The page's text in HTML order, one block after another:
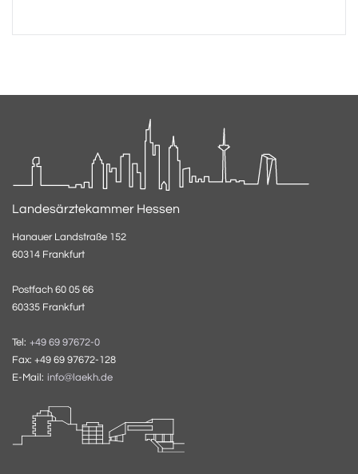
Landesärztekammer Hessen
Hanauer Landstraße 152
60314 Frankfurt
Postfach 60 05 66
60335 Frankfurt
Tel: +49 69 97672-0
Fax: +49 69 97672-128
E-Mail: info@laekh.de